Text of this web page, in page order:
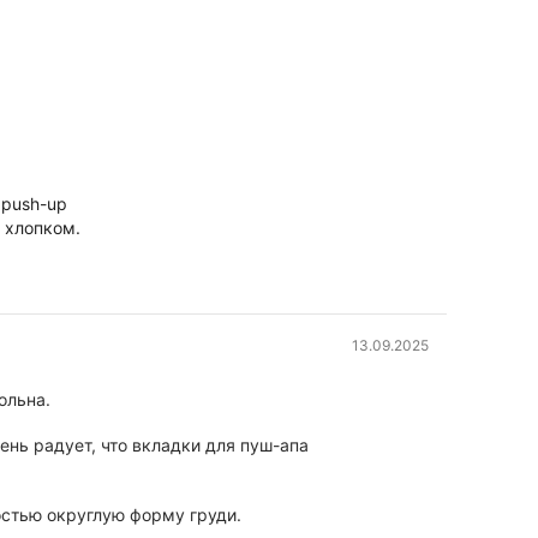
up
13.09.2025
радует, что вкладки для пуш-апа
округлую форму груди.